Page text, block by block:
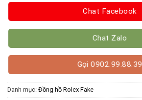
Chat Facebook
Chat Zalo
Gọi 0902.99.88.39
Danh mục: Đồng hồ Rolex Fake